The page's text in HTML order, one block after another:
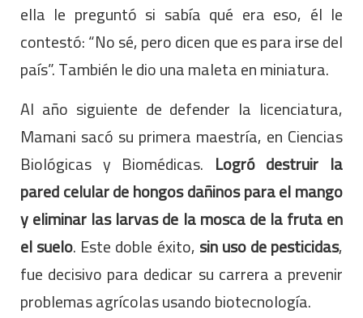
ella le preguntó si sabía qué era eso, él le
contestó: “No sé, pero dicen que es para irse del
país”. También le dio una maleta en miniatura.
Al año siguiente de defender la licenciatura,
Mamani sacó su primera maestría, en Ciencias
Biológicas y Biomédicas. Logró destruir la
pared celular de hongos dañinos para el mango
y eliminar las larvas de la mosca de la fruta en
el suelo. Este doble éxito,sin uso de pesticidas,
fue decisivo para dedicar su carrera a prevenir
problemas agrícolas usando biotecnología.